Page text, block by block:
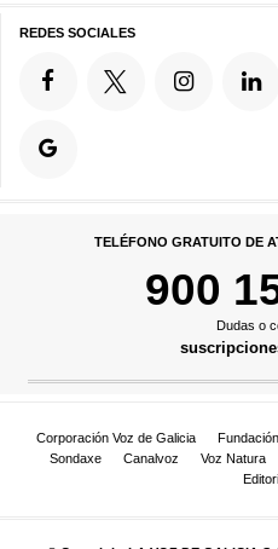
REDES SOCIALES
TELÉFONO GRATUITO DE
900
Dudas o
Corporación Voz de Galicia
Sondaxe
Canalvoz Voz Natura